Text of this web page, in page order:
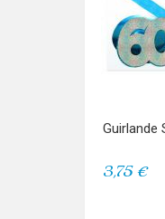
Guirlande
3,75 €